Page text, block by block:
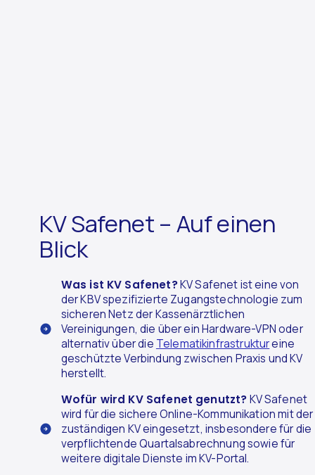
KV Safenet – Auf einen
Blick
Was ist KV Safenet?KV Safenet ist eine von
der KBV spezifizierte Zugangstechnologie zum
sicheren Netz der Kassenärztlichen
Vereinigungen, die über ein Hardware-VPN oder
alternativ über die Telematikinfrastruktureine
geschützte Verbindung zwischen Praxis und KV
herstellt.
Wofür wird KV Safenet genutzt?KV Safenet
wird für die sichere Online-Kommunikation mit der
zuständigen KV eingesetzt, insbesondere für die
verpflichtende Quartalsabrechnung sowie für
weitere digitale Dienste im KV-Portal.